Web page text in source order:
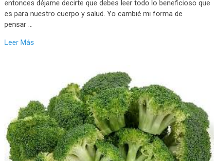
entonces déjame decirte que debes leer todo lo beneficioso que
es para nuestro cuerpo y salud. Yo cambié mi forma de
pensar …
Leer Más